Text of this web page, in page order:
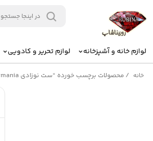
لوازم خانه و آشپزخانه لوازم تحریر و کادویی
خانه / محصولات برچسب خورده “ست نوزادی carmania”